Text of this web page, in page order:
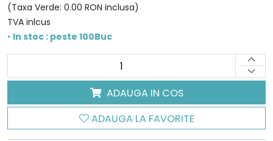
(Taxa Verde: 0.00 RON inclusa)
TVA inlcus
• In stoc : peste 100Buc
ADAUGA IN COS
ADAUGA LA FAVORITE